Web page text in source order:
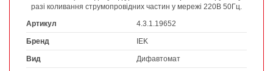
разі коливання струмопровідних частин у мережі 220В 50Гц.
Артикул
4.3.1.19652
Бренд IEK
Вид Дифавтомат